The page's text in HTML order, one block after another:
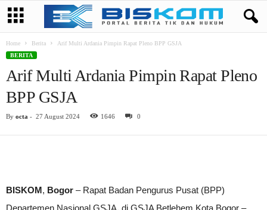
Home Berita
Arif Multi Ardania Pimpin Rapat Pleno BPP GSJA
BERITA
Arif Multi Ardania Pimpin Rapat Pleno
BPP GSJA
By octa - 27 August 2024 1646 0
BISKOM, Bogor – Rapat Badan Pengurus Pusat (BPP)
Departemen Nasional GSJA, di GSJA Betlehem Kota Bogor –